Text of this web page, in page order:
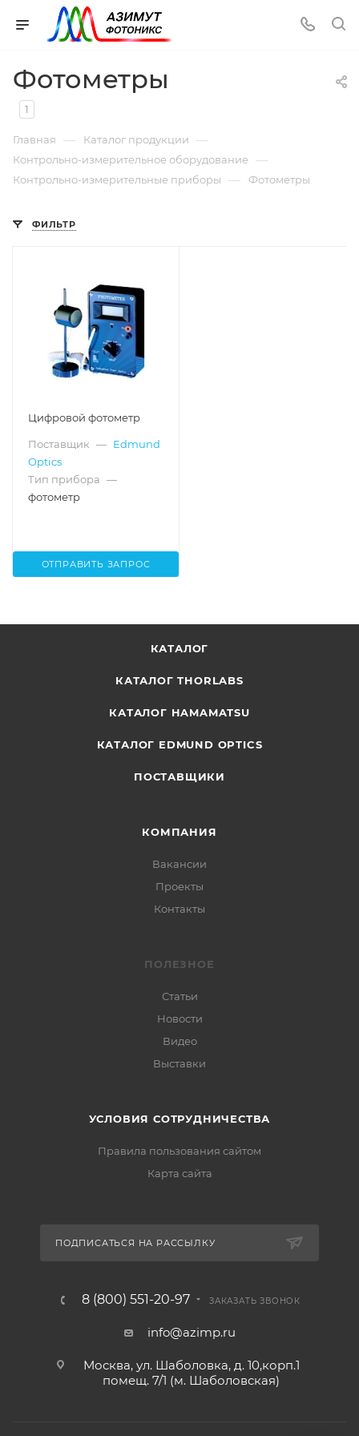
Фотометры
1
Главная — Каталог продукции —
Контрольно-измерительное оборудование —
Контрольно-измерительные приборы — Фотометры
ФИЛЬТР
Цифровой фотометр
Поставщик — Edmund
Optics
Тип прибора —
фотометр
ОТПРАВИТЬ ЗАПРОС
КАТАЛОГ
КАТАЛОГ THORLABS
КАТАЛОГ HAMAMATSU
КАТАЛОГ EDMUND OPTICS
ПОСТАВЩИКИ
КОМПАНИЯ
Вакансии
Проекты
Контакты
ПОЛЕЗНОЕ
Статьи
Новости
Видео
Выставки
УСЛОВИЯ СОТРУДНИЧЕСТВА
Правила пользования сайтом
Карта сайта
ПОДПИСАТЬСЯ НА РАССЫЛКУ
8 (800) 551-20-97 ЗАКАЗАТЬ ЗВОНОК
info@azimp.ru
Москва, ул. Шаболовка, д. 10,корп.1
помещ. 7/1 (м. Шаболовская)